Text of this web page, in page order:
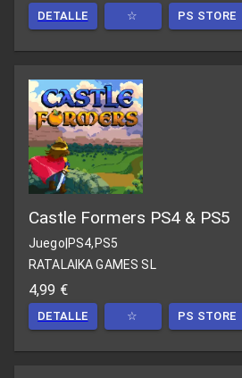
DETALLE ☆ PS STORE
Castle Formers PS4 & PS5
Juego|PS4,PS5
RATALAIKA GAMES SL
4,99 €
DETALLE ☆ PS STORE